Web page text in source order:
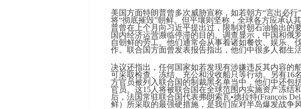
美国方面特朗普曾多次威胁宣称，如若朝方“言出必
将“彻底摧毁”朝鲜。但平壤则坚称，全球各方应承认
普曾在上个月向习近平提出过，限制对朝石油输出的
国内经济运营濒临停滞的目的。调查显示，中国和俄
自朝鲜的劳工。他们通常会从事着诸如餐饮、娱乐、
作。联合国方面曾发表报告指出，他们中很多人都生
决议还指出，任何国家如若发现有涉嫌违反其内容的
可采取检查、冻结、充公和没收船只等行动。另有16
方官员被列入联合国的制裁黑名单当中，他们中还包
官员。这15人将被联合国在全球范围内实施资产冻结
后，法国常驻联合国代表弗朗索瓦•德拉特(François
鲜）所采取的最强硬措施，是我们应对半岛爆发战争